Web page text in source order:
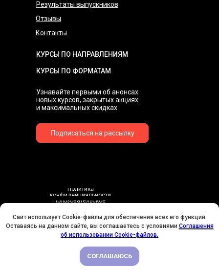
Узнавайте первыми об анонсах
новых курсов, закрытых акциях
и максимальных скидках
Договор-оферта
Согласие на обработку персональных данных
Соглашения об использовании Cookie-файлов
Политика
конфиденциальности
Пользовательское
КУРСЫ ПО НАПРАВЛЕНИЯМ
КУРСЫ ПО ФОРМАТАМ
Результаты выпускников
Отзывы
Контакты
© 2016-2026 Школа «Художник Онлайн» -
курсы рисования, бесплатные уроки и мастер
Подписаться на рассылку
У НАС ДЕНЬ РОЖДЕНИЯ! ВСЕМ СКИДКИ НА ОБУЧЕНИЕ!
ПОДРОБНЕЕ
Сайт использует Cookie-файлы для обеспечения всех его функций.
Оставаясь на данном сайте, вы соглашаетесь с условиями Соглашения
об использовании Cookie-файлов.
СОГЛАШАЮСЬ